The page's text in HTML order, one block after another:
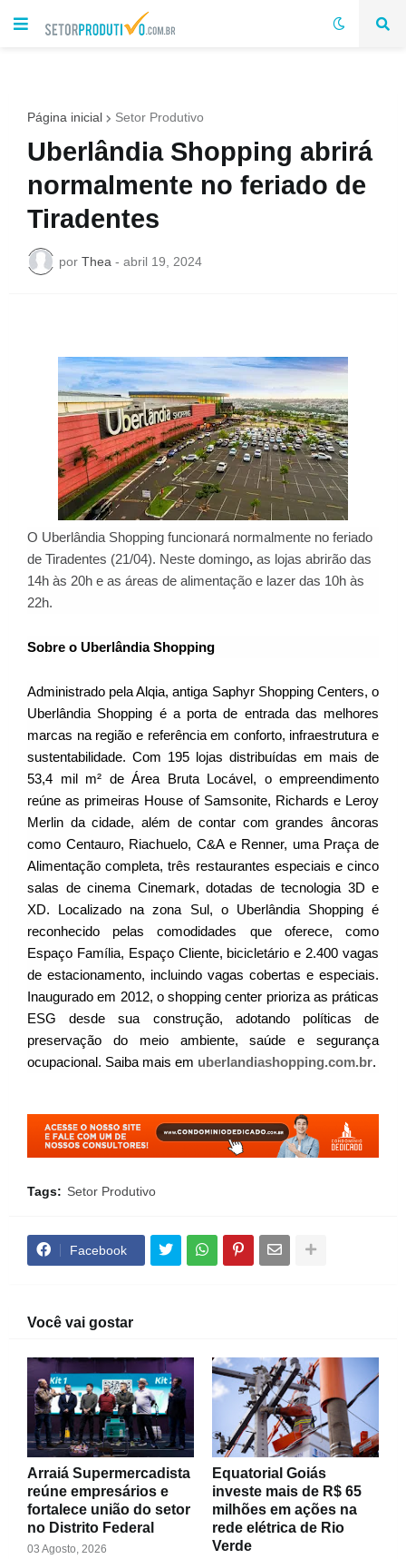
Página inicial Setor Produtivo
Uberlândia Shopping abrirá
normalmente no feriado de
Tiradentes
por Thea - abril 19, 2024
O Uberlândia Shopping funcionará normalmente no feriado
de Tiradentes (21/04). Neste domingo, as lojas abrirão das
14h às 20h e as áreas de alimentação e lazer das 10h às
22h.
Sobre o Uberlândia Shopping
Administrado pela Alqia, antiga Saphyr Shopping Centers, o
Uberlândia Shopping é a porta de entrada das melhores
marcas na região e referência em conforto, infraestrutura e
sustentabilidade. Com 195 lojas distribuídas em mais de
53,4 mil m² de Área Bruta Locável, o empreendimento
reúne as primeiras House of Samsonite, Richards e Leroy
Merlin da cidade, além de contar com grandes âncoras
como Centauro, Riachuelo, C&A e Renner, uma Praça de
Alimentação completa, três restaurantes especiais e cinco
salas de cinema Cinemark, dotadas de tecnologia 3D e
XD. Localizado na zona Sul, o Uberlândia Shopping é
reconhecido pelas comodidades que oferece, como
Espaço Família, Espaço Cliente, bicicletário e 2.400 vagas
de estacionamento, incluindo vagas cobertas e especiais.
Inaugurado em 2012, o shopping center prioriza as práticas
ESG desde sua construção, adotando políticas de
preservação do meio ambiente, saúde e segurança
ocupacional. Saiba mais em uberlandiashopping.com.br.
Tags: Setor Produtivo
Facebook
Você vai gostar
Arraiá Supermercadista
reúne empresários e
fortalece união do setor
no Distrito Federal
03 Agosto, 2026
Equatorial Goiás
investe mais de R$ 65
milhões em ações na
rede elétrica de Rio
Verde